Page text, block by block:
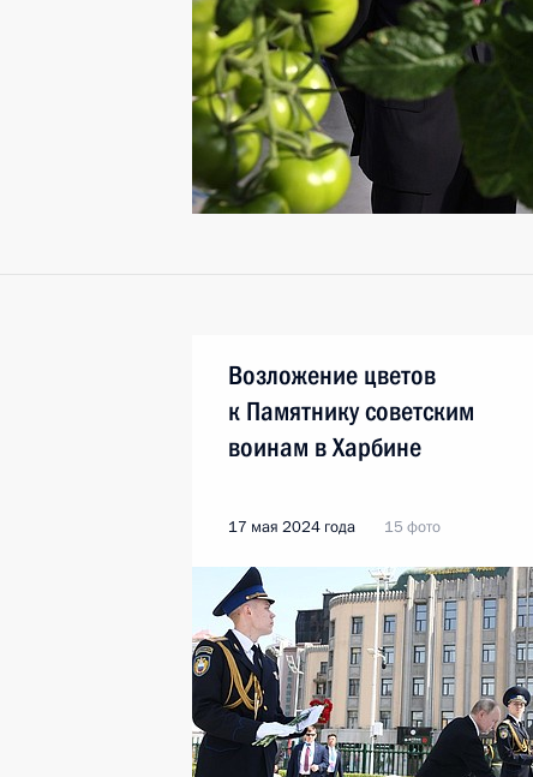
Возложение цветов
к Памятнику советским
воинам в Харбине
17 мая 2024 года 15 фото